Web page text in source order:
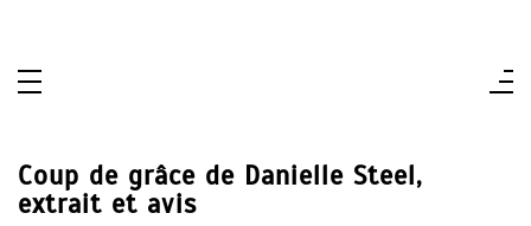
Coup de grâce de Danielle Steel,
extrait et avis